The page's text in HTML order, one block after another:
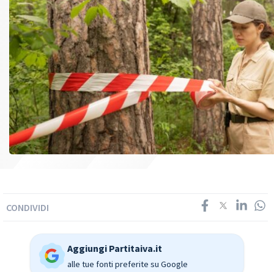
CONDIVIDI
Aggiungi Partitaiva.it
alle tue fonti preferite su Google